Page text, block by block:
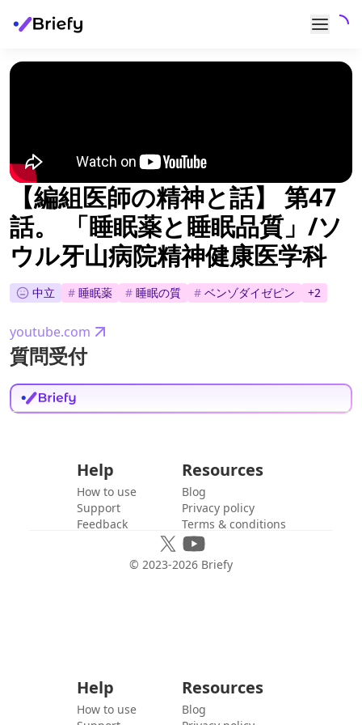
【編組医師の精神と話】 第47
話。 「睡眠薬と睡眠品質」/ソ
ウル牙山病院精神健康医学科
中立 # 睡眠薬 # 睡眠の質 # ベンゾダイゼピン +2
youtube.com
質問受付
Help
How to use
Support
Feedback
Resources
Blog
Privacy policy
Terms & conditions
© 2023-2026 Briefy
Help
How to use
Resources
Blog